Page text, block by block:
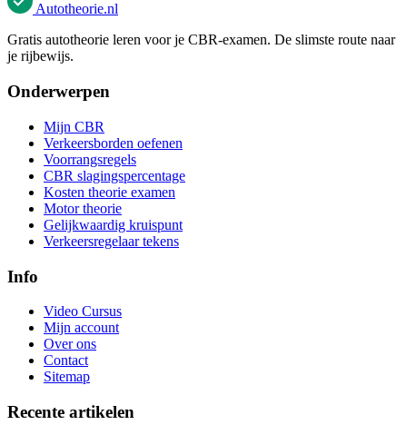
Autotheorie.nl
Gratis autotheorie leren voor je CBR-examen. De slimste route naar
je rijbewijs.
Onderwerpen
Mijn CBR
Verkeersborden oefenen
Voorrangsregels
CBR slagingspercentage
Kosten theorie examen
Motor theorie
Gelijkwaardig kruispunt
Verkeersregelaar tekens
Info
Video Cursus
Mijn account
Over ons
Contact
Sitemap
Recente artikelen